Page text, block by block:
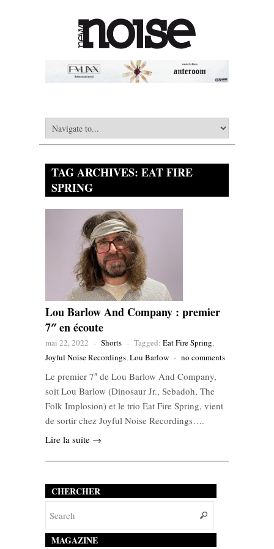
TAG ARCHIVES: EAT FIRE
SPRING
Lou Barlow And Company : premier
7″ en écoute
mai 22, 2022 - Shorts - Tagged: Eat Fire Spring,
Joyful Noise Recordings,Lou Barlow - no comments
Le premier 7″ de Lou Barlow And Company,
soit Lou Barlow (Dinosaur Jr., Sebadoh, The
Folk Implosion) et le trio Eat Fire Spring, vient
de sortir chez Joyful Noise Recordings….
Lire la suite →
CHERCHER
MAGAZINE